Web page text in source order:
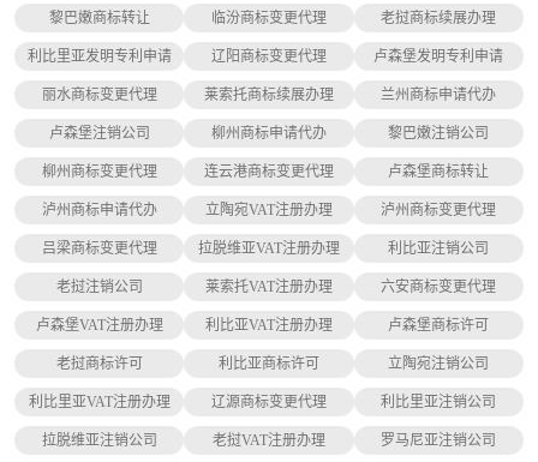
黎巴嫩商标转让 临汾商标变更代理 老挝商标续展办理
利比里亚发明专利申请 辽阳商标变更代理 卢森堡发明专利申请
丽水商标变更代理 莱索托商标续展办理 兰州商标申请代办
卢森堡注销公司 柳州商标申请代办 黎巴嫩注销公司
柳州商标变更代理 连云港商标变更代理 卢森堡商标转让
泸州商标申请代办 立陶宛VAT注册办理 泸州商标变更代理
吕梁商标变更代理 拉脱维亚VAT注册办理 利比亚注销公司
老挝注销公司 莱索托VAT注册办理 六安商标变更代理
卢森堡VAT注册办理 利比亚VAT注册办理 卢森堡商标许可
老挝商标许可 利比亚商标许可 立陶宛注销公司
利比里亚VAT注册办理 辽源商标变更代理 利比里亚注销公司
拉脱维亚注销公司 老挝VAT注册办理 罗马尼亚注销公司